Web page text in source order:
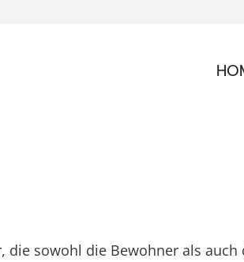
die sowohl die Bewohner als auch